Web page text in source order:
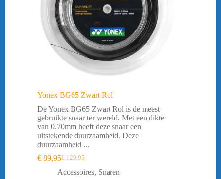
Yonex BG65 Zwart Rol
De Yonex BG65 Zwart Rol is de meest
gebruikte snaar ter wereld. Met een dikte
van 0.70mm heeft deze snaar een
uitstekende duurzaamheid. Deze
duurzaamheid ...
€129,95
Oorspronkelijke
prijs
€ 89,95Huidige
prijs
Accessoires, Snaren